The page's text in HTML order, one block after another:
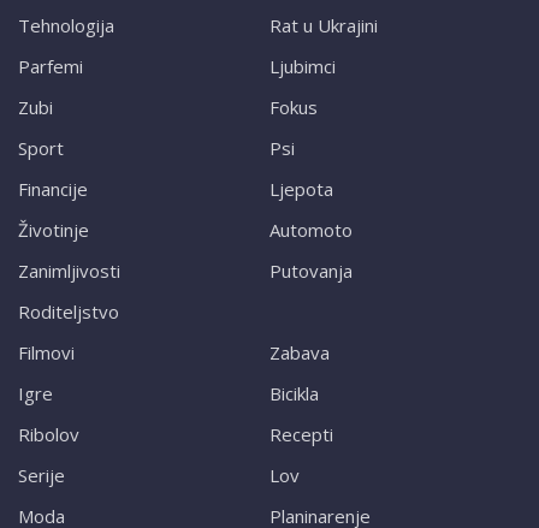
Tehnologija
Parfemi
Zubi
Sport
Financije
Životinje
Zanimljivosti
Roditeljstvo
Rat u Ukrajini
Ljubimci
Fokus
Psi
Ljepota
Automoto
Putovanja
Filmovi
Igre
Ribolov
Serije
Moda
Zabava
Bicikla
Recepti
Lov
Planinarenje